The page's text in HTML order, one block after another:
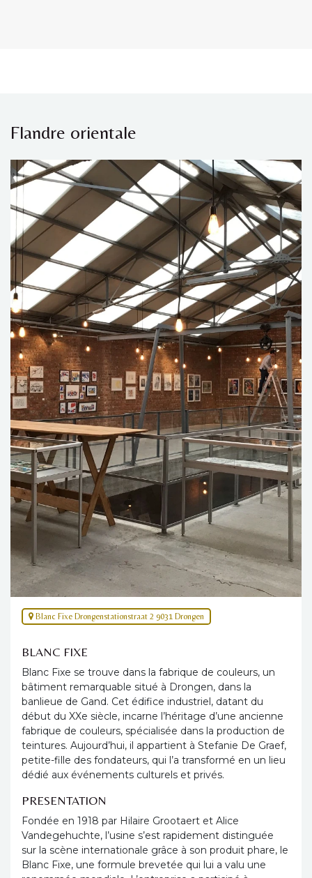
Flandre orientale​
Blanc Fixe Drongenstationstraat 2 9031 Drongen
BLANC FIXE
Blanc Fixe se trouve dans la fabrique de couleurs, un
bâtiment remarquable situé à Drongen, dans la
banlieue de Gand. Cet édifice industriel, datant du
début du XXe siècle, incarne l’héritage d’une ancienne
fabrique de couleurs, spécialisée dans la production de
teintures. Aujourd’hui, il appartient à Stefanie De Graef,
petite-fille des fondateurs, qui l’a transformé en un lieu
dédié aux événements culturels et privés.
PRESENTATION
Fondée en 1918 par Hilaire Grootaert et Alice
Vandegehuchte, l’usine s’est rapidement distinguée
sur la scène internationale grâce à son produit phare, le
Blanc Fixe, une formule brevetée qui lui a valu une